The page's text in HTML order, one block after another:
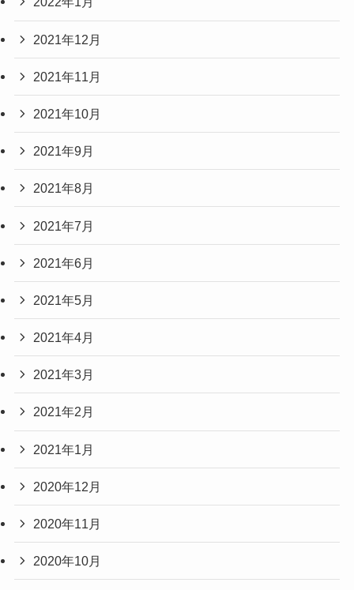
2021年12月
2021年11月
2021年10月
2021年9月
2021年8月
2021年7月
2021年6月
2021年5月
2021年4月
2021年3月
2021年2月
2021年1月
2020年12月
2020年11月
2020年10月